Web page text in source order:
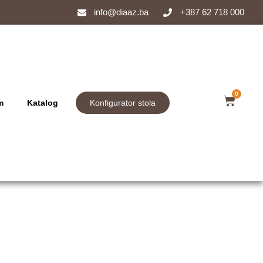
info@diaaz.ba +387 62 718 000
Katalog Konfigurator stola
0